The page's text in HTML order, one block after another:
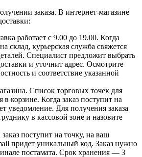
заказа. В интернет-магазине
работает с 9.00 до 19.00. Когда
склад, курьерская служба свяжется
Специалист предложит выбрать
и уточнит адрес. Осмотрите
и соответствие указанной
Список торговых точек для
в корзине. Когда заказ поступит на
уведомление. Для получения заказа
в кассовой зоне и назовите
поступит на точку, на ваш
придет уникальный код. Заказ нужно
постамата. Срок хранения — 3